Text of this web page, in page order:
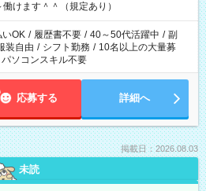
けます＾＾（規定あり）
いOK / 履歴書不要 / 40～50代活躍中 / 副
装自由 / シフト勤務 / 10名以上の大量募
パソコンスキル不要
応募する 詳細へ
掲載日：2026.08.03
未読